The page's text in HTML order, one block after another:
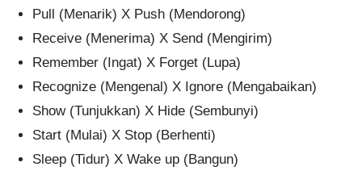
Pull (Menarik) X Push (Mendorong)
Receive (Menerima) X Send (Mengirim)
Remember (Ingat) X Forget (Lupa)
Recognize (Mengenal) X Ignore (Mengabaikan)
Show (Tunjukkan) X Hide (Sembunyi)
Start (Mulai) X Stop (Berhenti)
Sleep (Tidur) X Wake up (Bangun)